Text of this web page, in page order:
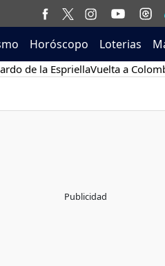
Horóscopo Loterias
de la EspriellaVuelta a